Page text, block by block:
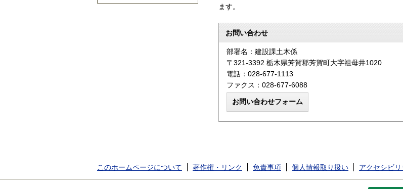
ます。
お問い合わせ
部署名：建設課土木係
〒321-3392 栃木県芳賀郡芳賀町大字祖母井1020
電話：028-677-1113
ファクス：028-677-6088
このホームページについて 著作権・リンク 免責事項 個人情報取り扱い アクセシビ